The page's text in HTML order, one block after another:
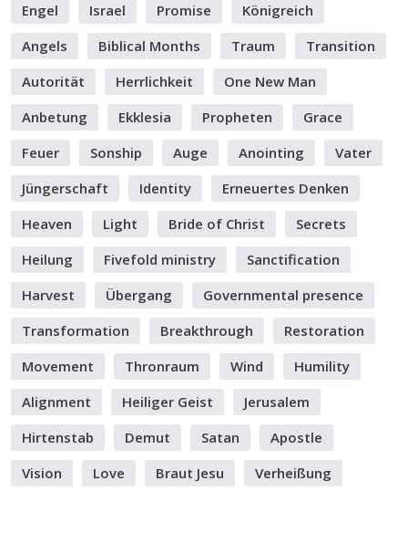
Engel
Israel Promise
Königreich
Angels
Biblical Months Traum
Transition
Autorität
Herrlichkeit
One New Man
Anbetung
Ekklesia Propheten
Grace
Feuer
Sonship Auge Anointing
Vater
Jüngerschaft
Identity
Erneuertes Denken
Heaven
Light Bride of Christ
Secrets
Heilung
Fivefold ministry
Sanctification
Harvest
Übergang
Governmental presence
Transformation
Breakthrough
Restoration
Movement
Thronraum Wind
Humility
Alignment
Heiliger Geist
Jerusalem
Hirtenstab
Demut Satan
Apostle
Vision
Love Braut Jesu Verheißung